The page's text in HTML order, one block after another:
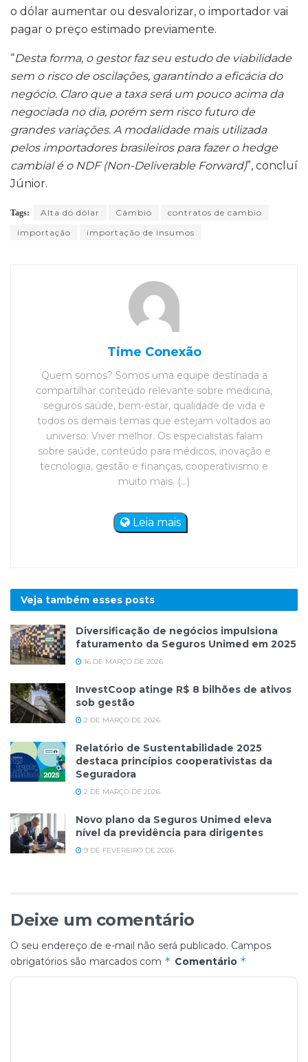
o dólar aumentar ou desvalorizar, o importador vai
pagar o preço estimado previamente.
“Desta forma, o gestor faz seu estudo de viabilidade
sem o risco de oscilações, garantindo a eficácia do
negócio. Claro que a taxa será um pouco acima da
negociada no dia, porém sem risco futuro de
grandes variações. A modalidade mais utilizada
pelos importadores brasileiros para fazer o hedge
cambial é o NDF (Non-Deliverable Forward)”, concluí
Júnior.
Tags: Alta do dólar Câmbio
contratos de cambio
importação
importação de insumos
Time Conexão
Quem somos? Somos uma equipe destinada a
compartilhar conteúdo relevante sobre medicina,
seguros saúde, bem-estar, qualidade de vida e
todos os demais temas que estejam voltados ao
universo: Viver melhor. Os especialistas falam
sobre saúde, conteúdo para médicos, inovação e
tecnologia, gestão e finanças, cooperativismo e
muito mais. (...)
Leia mais
Veja também esses posts
Diversificação de negócios impulsiona
faturamento da Seguros Unimed em 2025
16 DE MARÇO DE 2026
InvestCoop atinge R$ 8 bilhões de ativos
sob gestão
2 DE MARÇO DE 2026
Relatório de Sustentabilidade 2025
destaca princípios cooperativistas da
Seguradora
2 DE MARÇO DE 2026
Novo plano da Seguros Unimed eleva
nível da previdência para dirigentes
9 DE FEVEREIRO DE 2026
Deixe um comentário
O seu endereço de e-mail não será publicado. Campos
obrigatórios são marcados com * Comentário *